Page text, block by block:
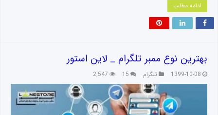
ادامه مطلب
بهترین نوع ممبر تلگرام _ لاین استور
1399-10-08 تلگرام 15
2,547